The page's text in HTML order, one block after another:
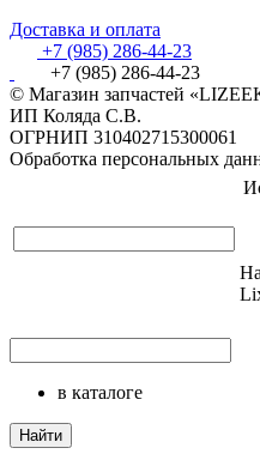
Доставка и оплата
+7 (985) 286-44-23
+7 (985) 286-44-23
© Магазин запчастей
ИП Коляда С.В.
ОГРНИП 310402715300061
Обработка персональных
в каталоге
Найти